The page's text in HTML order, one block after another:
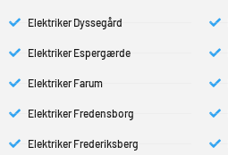
Elektriker Dyssegård
Elektriker Espergærde
Elektriker Farum
Elektriker Fredensborg
Elektriker Frederiksberg